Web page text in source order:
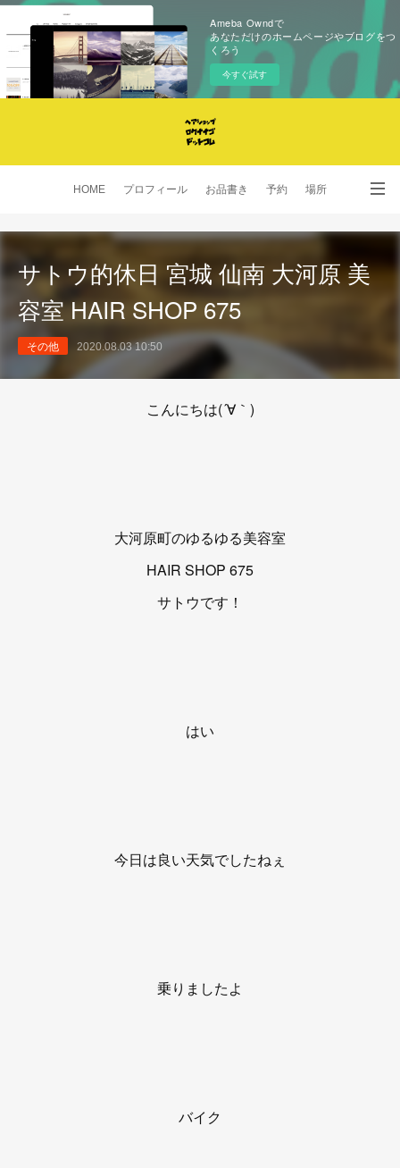
Ameba Owndで
あなただけのホームページやブログをつ
くろう
今すぐ試す
HOME プロフィール お品書き 予約 場所
SNS
サトウ的休日 宮城 仙南 大河原 美
容室 HAIR SHOP 675
その他 2020.08.03 10:50
こんにちは(´∀｀)
大河原町のゆるゆる美容室
HAIR SHOP 675
サトウです！
はい
今日は良い天気でしたねぇ
乗りましたよ
バイク